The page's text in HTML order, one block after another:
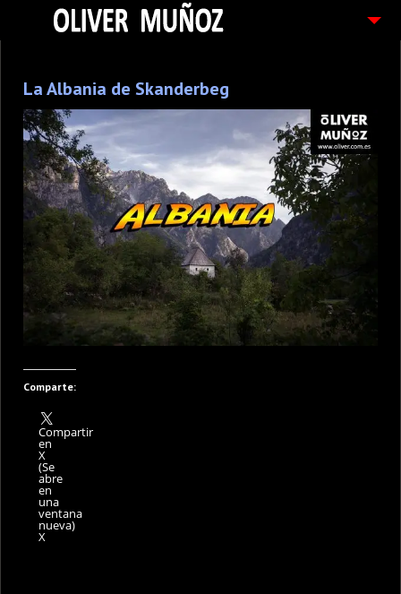
FOTOGRAFIAS
CONTACTO
PEDIDOS
La Albania de Skanderbeg
Comparte:
Compartir
en
X
(Se
abre
en
una
ventana
nueva)
X